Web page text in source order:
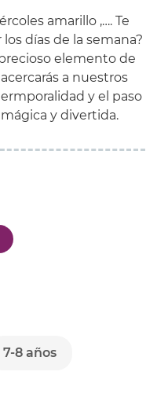
amarillo ,…. Te
días de la semana?
elemento de
a nuestros
y el paso
y divertida.
7-8 años